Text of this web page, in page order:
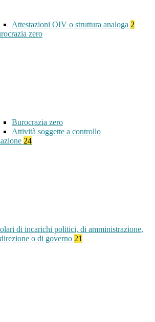
Attestazioni OIV o struttura analoga 2
zero
Burocrazia zero
Attività soggette a controllo
24
di incarichi politici, di amministrazione,
o di governo 21